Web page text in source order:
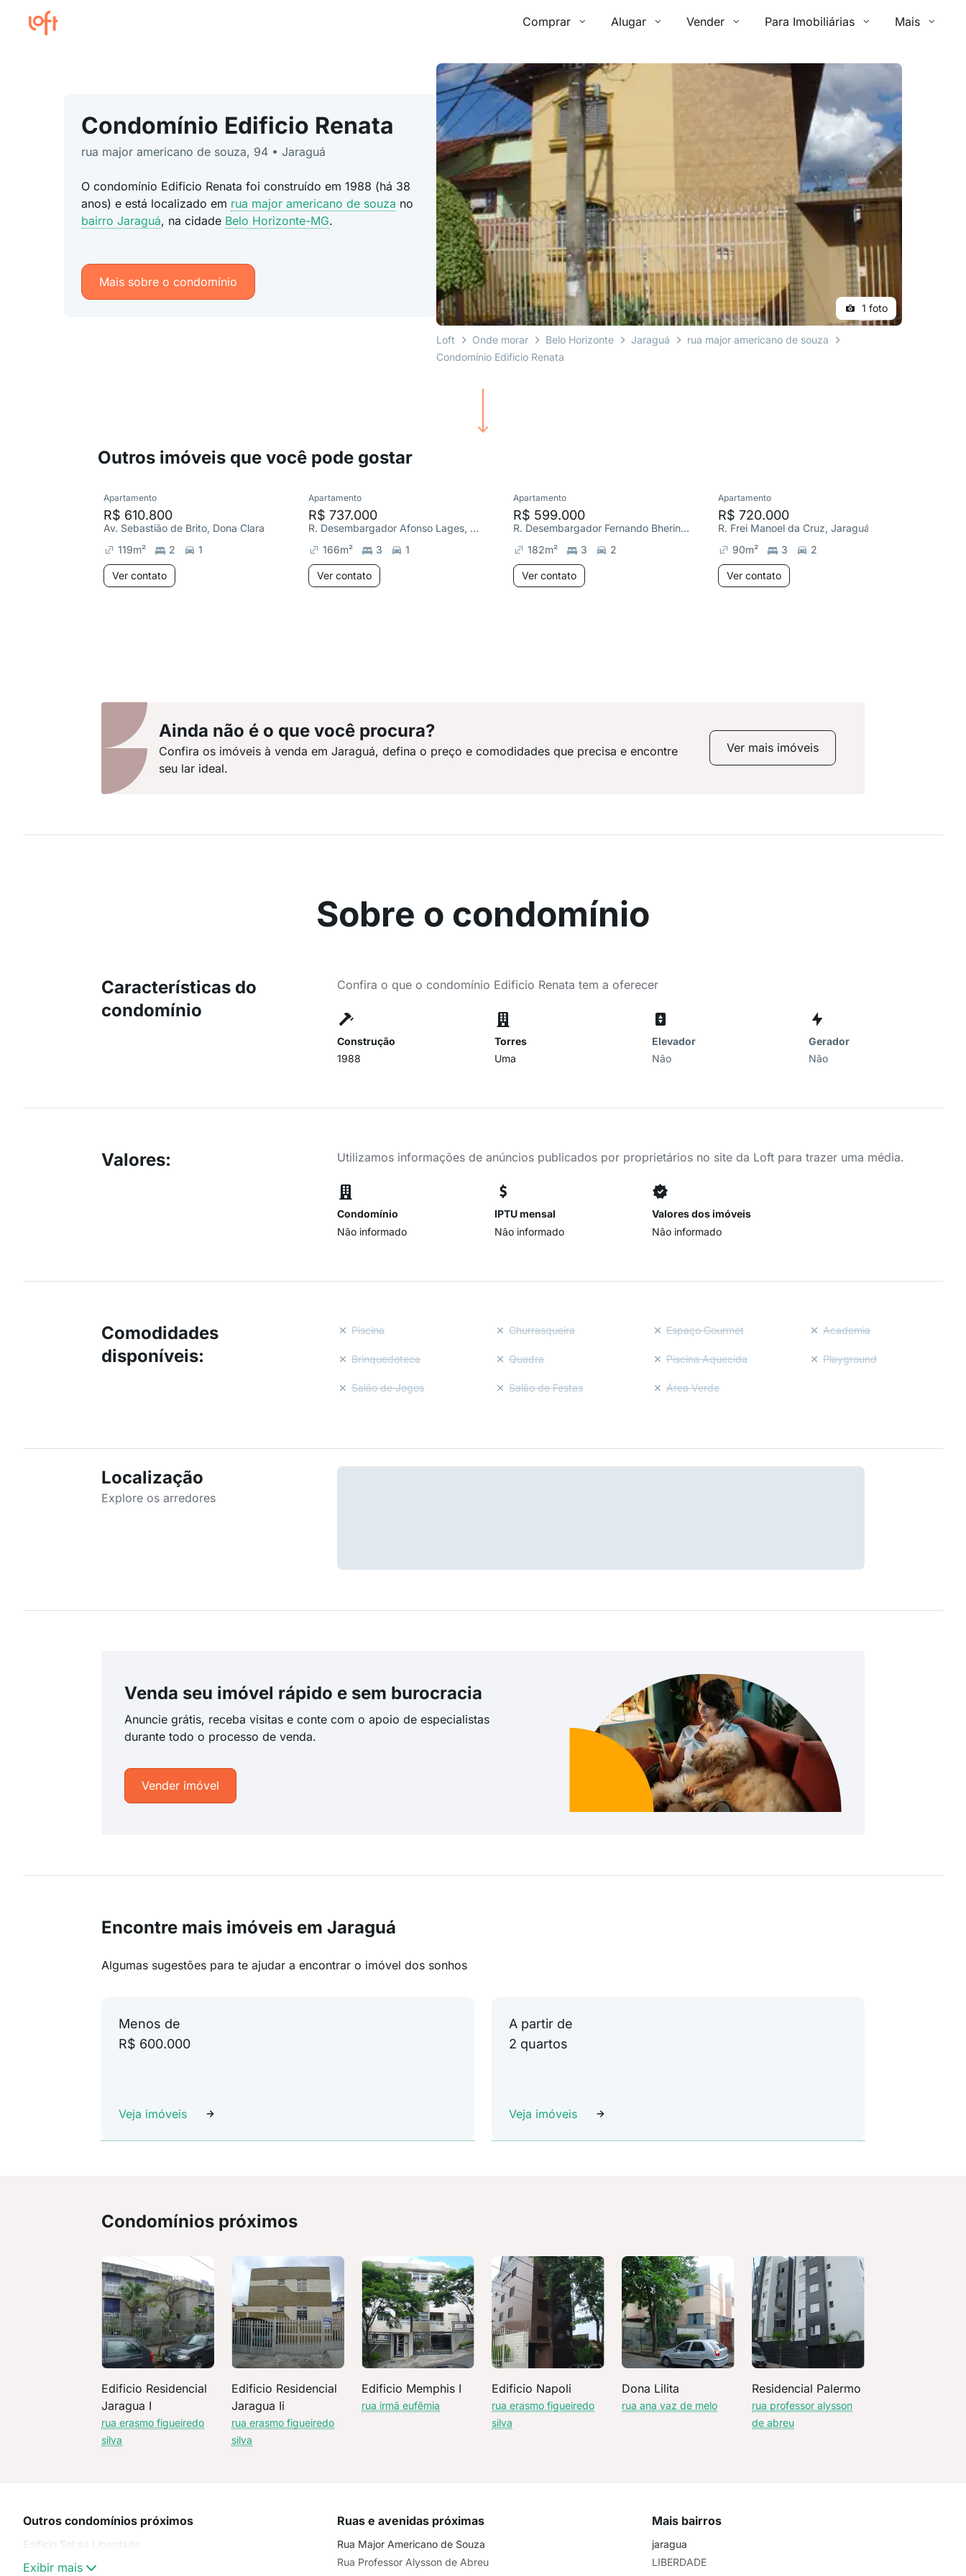
Comprar Alugar Vender Para Imobiliárias Mais
Condomínio Edificio Renata
rua major americano de souza, 94 • Jaraguá
O condomínio Edificio Renata foi construído em 1988 (há 38
anos) e está localizado em rua major americano de souza no
bairro Jaraguá, na cidade Belo Horizonte-MG.
Mais sobre o condomínio
1 foto
Loft Onde morar Belo Horizonte Jaraguá
rua major americano de souza
Condomínio Edificio Renata
Outros imóveis que você pode gostar
Apartamento
R$ 610.800
Av. Sebastião de Brito, Dona Clara
119m² 2 1
Ver contato
Apartamento
R$ 737.000
R. Desembargador Afonso Lages, Dona Clara
166m² 3 1
Ver contato
Apartamento
R$ 599.000
R. Desembargador Fernando Bhering, Dona Clara
182m² 3 2
Ver contato
Apartamento
R$ 720.000
R. Frei Manoel da Cruz, Jaraguá
90m² 3 2
Ver contato
Ainda não é o que você procura?
Confira os imóveis à venda em Jaraguá, defina o preço e comodidades que precisa e encontre
seu lar ideal.
Ver mais imóveis
Sobre o condomínio
Características do
condomínio
Confira o que o condomínio Edificio Renata tem a oferecer
Construção
1988
Torres
Uma
Elevador
Não
Gerador
Não
Valores: Utilizamos informações de anúncios publicados por proprietários no site da Loft para trazer uma média.
Condomínio
Não informado
IPTU mensal
Não informado
Valores dos imóveis
Não informado
Comodidades
disponíveis:
Piscina Churrasqueira Espaço Gourmet Academia
Brinquedoteca Quadra Piscina Aquecida Playground
Salão de Jogos Salão de Festas Área Verde
Localização
Explore os arredores
Venda seu imóvel rápido e sem burocracia
Anuncie grátis, receba visitas e conte com o apoio de especialistas
durante todo o processo de venda.
Vender imóvel
Encontre mais imóveis em Jaraguá
Algumas sugestões para te ajudar a encontrar o imóvel dos sonhos
Menos de
R$ 600.000
Veja imóveis
A partir de
2 quartos
Veja imóveis
Condomínios próximos
Edificio Residencial
Jaragua I
rua erasmo figueiredo
silva
Edificio Residencial
Jaragua Ii
rua erasmo figueiredo
silva
Edificio Memphis I
rua irmã eufêmia
Edificio Napoli
rua erasmo figueiredo
silva
Dona Lilita
rua ana vaz de melo
Residencial Palermo
rua professor alysson
de abreu
Outros condomínios próximos
Edificio Sol da Liberdade
Exibir mais
Ruas e avenidas próximas
Rua Major Americano de Souza
Rua Professor Alysson de Abreu
Mais bairros
jaragua
LIBERDADE